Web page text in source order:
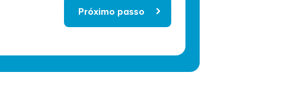
Próximo passo